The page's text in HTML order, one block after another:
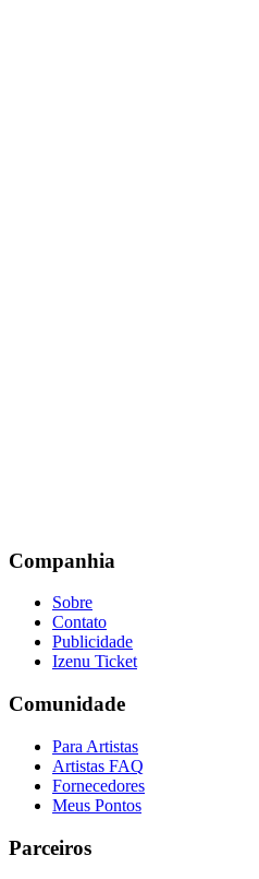
Companhia
Sobre
Contato
Publicidade
Izenu Ticket
Comunidade
Para Artistas
Artistas FAQ
Fornecedores
Meus Pontos
Parceiros